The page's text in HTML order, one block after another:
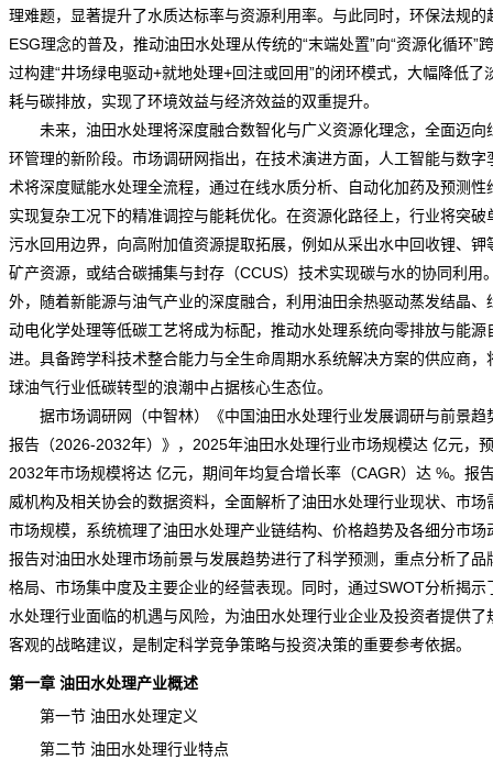
理难题，显著提升了水质达标率与资源利用率。与此同时，环保法规的
ESG理念的普及，推动油田水处理从传统的“末端处置”向“资源化循环”
过构建“井场绿电驱动+就地处理+回注或回用”的闭环模式，大幅降低了
耗与碳排放，实现了环境效益与经济效益的双重提升。
未来，油田水处理将深度融合数智化与广义资源化理念，全面迈向
环管理的新阶段。 市场调研网指出，在技术演进方面，人工智能与数字
术将深度赋能水处理全流程，通过在线水质分析、自动化加药及预测性
实现复杂工况下的精准调控与能耗优化。在资源化路径上，行业将突破
污水回用边界，向高附加值资源提取拓展，例如从采出水中回收锂、钾
矿产资源，或结合碳捕集与封存（CCUS）技术实现碳与水的协同利用
外，随着新能源与油气产业的深度融合，利用油田余热驱动蒸发结晶、
动电化学处理等低碳工艺将成为标配，推动水处理系统向零排放与能源
进。具备跨学科技术整合能力与全生命周期水系统解决方案的供应商，
球油气行业低碳转型的浪潮中占据核心生态位。
据市场调研网（中智林）《中国油田水处理行业发展调研与前景趋
报告（2026-2032年） 》，2025年油田水处理行业市场规模达 亿元，
2032年市场规模将达 亿元，期间年均复合增长率（CAGR）达 %。报
威机构及相关协会的数据资料，全面解析了油田水处理行业现状、市场
市场规模，系统梳理了油田水处理产业链结构、价格趋势及各细分市场
报告对油田水处理市场前景与发展趋势进行了科学预测，重点分析了品
格局、市场集中度及主要企业的经营表现。同时，通过SWOT分析揭示
水处理行业面临的机遇与风险，为油田水处理行业企业及投资者提供了
客观的战略建议，是制定科学竞争策略与投资决策的重要参考依据。
第一章 油田水处理产业概述
第一节 油田水处理定义
第二节 油田水处理行业特点